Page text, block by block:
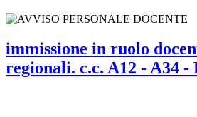
immissione in ruolo
regionali. c.c. A12 - A34 -